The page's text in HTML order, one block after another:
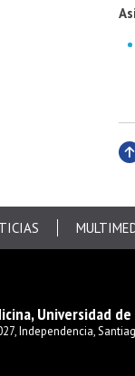
Universidad
Independencia,